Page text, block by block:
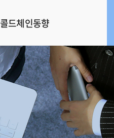
콜드체인동향